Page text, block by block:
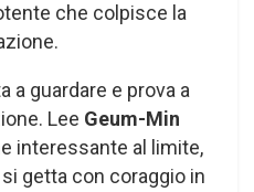
che colpisce la
a guardare e prova a
Lee Geum-Min
interessante al limite,
si getta con coraggio in